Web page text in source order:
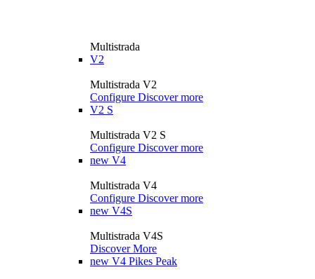
Multistrada
V2
Multistrada V2
Configure Discover more
V2 S
Multistrada V2 S
Configure Discover more
new V4
Multistrada V4
Configure Discover more
new V4S
Multistrada V4S
Discover More
new V4 Pikes Peak